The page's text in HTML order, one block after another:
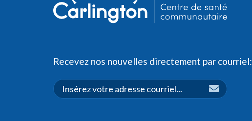
Recevez nos nouvelles directement par courriel: